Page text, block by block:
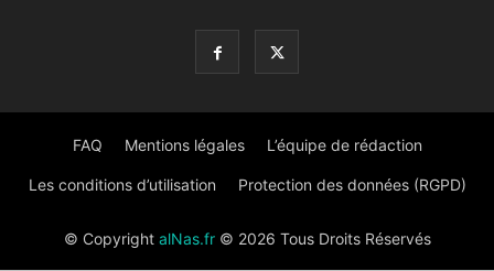
FAQ Mentions légales L’équipe de rédaction
Les conditions d’utilisation Protection des données (RGPD)
© Copyright alNas.fr© 2026 Tous Droits Réservés